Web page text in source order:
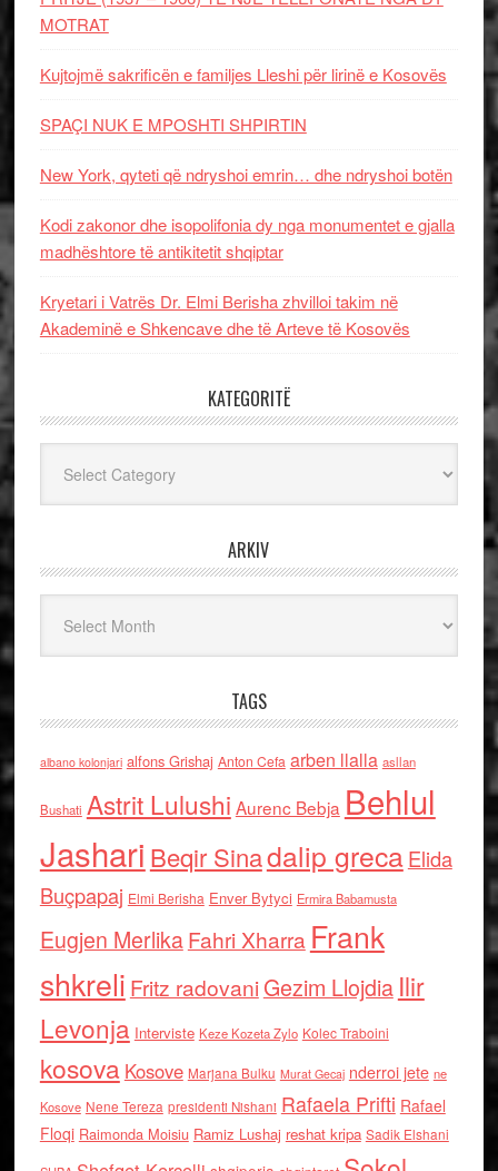
MOTRAT
Kujtojmë sakrificën e familjes Lleshi për lirinë e Kosovës
SPAÇI NUK E MPOSHTI SHPIRTIN
New York, qyteti që ndryshoi emrin… dhe ndryshoi botën
Kodi zakonor dhe isopolifonia dy nga monumentet e gjalla
madhështore të antikitetit shqiptar
Kryetari i Vatrës Dr. Elmi Berisha zhvilloi takim në
Akademinë e Shkencave dhe të Arteve të Kosovës
KATEGORITË
ARKIV
TAGS
albano kolonjari alfons Grishaj Anton Cefa arben llalla asllan
Bushati Astrit Lulushi Aurenc Bebja Behlul
Jashari Beqir Sinadalip grecaElida
Buçpapaj Elmi Berisha Enver Bytyci Ermira Babamusta
Eugjen MerlikaFahri Xharra Frank
shkreli Fritz radovaniGezim Llojdia Ilir
Levonja Interviste Keze Kozeta Zylo Kolec Traboini
kosova Kosove Marjana Bulku Murat Gecaj nderroi jete ne
Kosove Nene Tereza presidenti Nishani Rafaela Prifti Rafael
Floqi Raimonda Moisiu Ramiz Lushaj reshat kripa Sadik Elshani